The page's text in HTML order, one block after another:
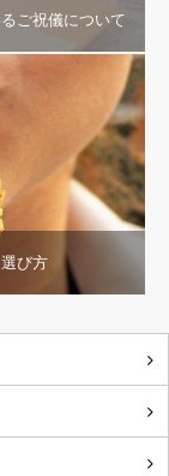
ご祝儀について
び方